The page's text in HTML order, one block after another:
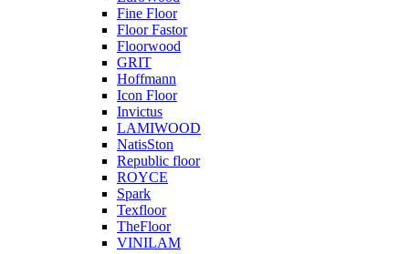
Fine Floor
Floor Fastor
Floorwood
GRIT
Hoffmann
Icon Floor
Invictus
LAMIWOOD
NatisSton
Republic floor
ROYCE
Spark
Texfloor
TheFloor
VINILAM